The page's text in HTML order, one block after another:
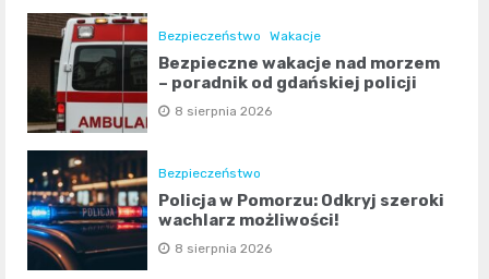
Bezpieczeństwo Wakacje
Bezpieczne wakacje nad morzem
– poradnik od gdańskiej policji
8 sierpnia 2026
Bezpieczeństwo
Policja w Pomorzu: Odkryj szeroki
wachlarz możliwości!
8 sierpnia 2026